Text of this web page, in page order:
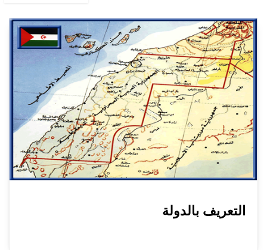
التعريف بالدولة